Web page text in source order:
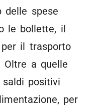
delle spese
le bollette, il
il trasporto
a quelle
positivi
per